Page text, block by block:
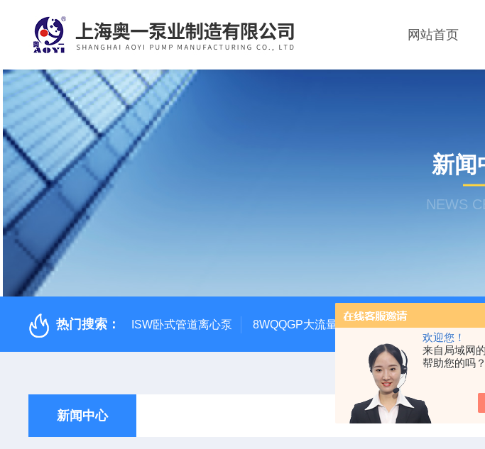
欢迎您！
来自局域网
帮助您的吗？
网站首页
新闻
NEWS
热门搜索： ISW卧式管道离心泵 8WQQGP大流量便携式防汛排水泵
新闻中心